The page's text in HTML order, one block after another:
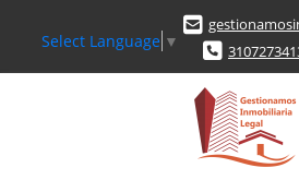
Select Language ▼